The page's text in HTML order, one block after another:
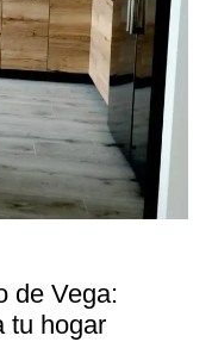
de Vega:
tu hogar